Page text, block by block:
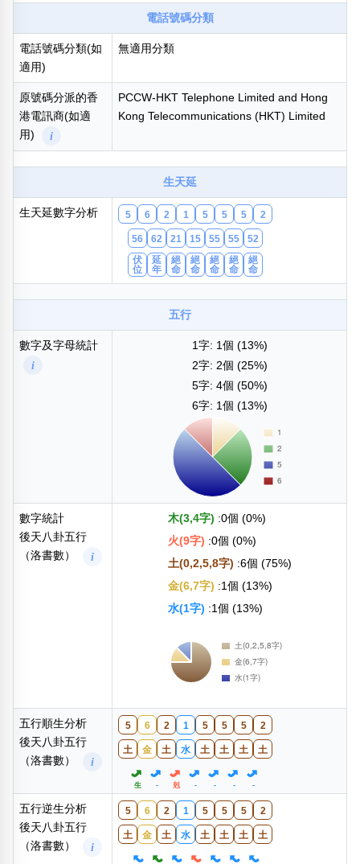
幸運號分類
幸運分類
基本分類
位置分類
包含數字
次數分類
生天延/貴財成
五行
清除全部分類
電話號碼分類
電話號碼分類(如
適用)
無適用分類
原號碼分派的香
港電訊商(如適
用)
i
PCCW-HKT Telephone Limited and Hong
Kong Telecommunications (HKT) Limited
生天延
生天延數字分析 5 6 2 1 5 5 5 2
56 62 21 15 55 55 52
伏
位
延
年
絕
命
絕
命
絕
命
絕
命
絕
命
五行
數字及字母統計
i
1字: 1個 (13%)
2字: 2個 (25%)
5字: 4個 (50%)
6字: 1個 (13%)
數字統計
後天八卦五行
（洛書數）
i
木(3,4字) :0個 (0%)
火(9字) :0個 (0%)
土(0,2,5,8字) :6個 (75%)
金(6,7字) :1個 (13%)
水(1字) :1個 (13%)
五行順生分析
後天八卦五行
（洛書數）
i
5 6 2 1 5 5 5 2
土 金 土 水 土 土 土 土
生 - 剋 - - - -
五行逆生分析
後天八卦五行
（洛書數）
i
5 6 2 1 5 5 5 2
土 金 土 水 土 土 土 土